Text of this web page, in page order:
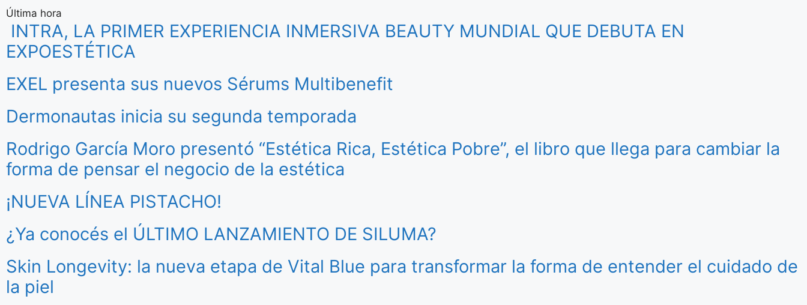
Última hora
INTRA, LA PRIMER EXPERIENCIA INMERSIVA BEAUTY MUNDIAL QUE DEBUTA EN
EXPOESTÉTICA
EXEL presenta sus nuevos Sérums Multibenefit
Dermonautas inicia su segunda temporada
Rodrigo García Moro presentó “Estética Rica, Estética Pobre”, el libro que llega para cambiar la
forma de pensar el negocio de la estética
¡NUEVA LÍNEA PISTACHO!
¿Ya conocés el ÚLTIMO LANZAMIENTO DE SILUMA?
Skin Longevity: la nueva etapa de Vital Blue para transformar la forma de entender el cuidado de
la piel